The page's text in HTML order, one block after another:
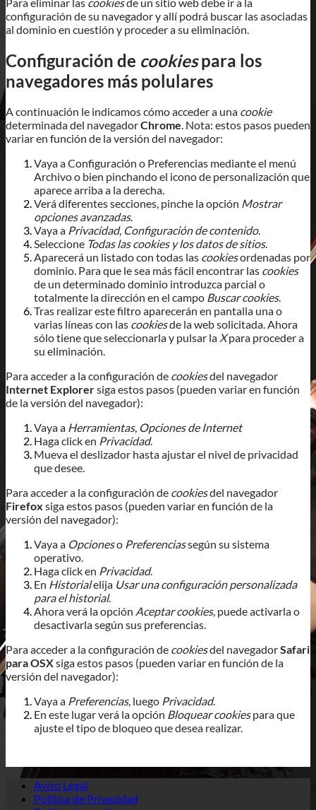
configuración de su navegador y allí podrá buscar las asociadas
al dominio en cuestión y proceder a su eliminación.
Configuración de cookiespara los
navegadores más polulares
A continuación le indicamos cómo acceder a una cookie
determinada del navegadorChrome. Nota: estos pasos pueden
variar en función de la versión del navegador:
Vaya a Configuración o Preferencias mediante el menú
Archivo o bien pinchando el icono de personalización que
aparece arriba a la derecha.
Verá diferentes secciones, pinche la opción Mostrar
opciones avanzadas.
Vaya a Privacidad, Configuración de contenido.
Seleccione Todas las cookies y los datos de sitios.
Aparecerá un listado con todas las cookiesordenadas por
dominio. Para que le sea más fácil encontrar las cookies
de un determinado dominio introduzca parcial o
totalmente la dirección en el campo Buscar cookies.
Tras realizar este filtro aparecerán en pantalla una o
varias líneas con las cookiesde la web solicitada. Ahora
sólo tiene que seleccionarla y pulsar la Xpara proceder a
su eliminación.
Para acceder a la configuración de cookiesdel navegador
Internet Explorersiga estos pasos (pueden variar en función
de la versión del navegador):
Vaya a Herramientas, Opciones de Internet
Haga click en Privacidad.
Mueva el deslizador hasta ajustar el nivel de privacidad
que desee.
Para acceder a la configuración de cookiesdel navegador
Firefox siga estos pasos (pueden variar en función de la
versión del navegador):
Vaya a Opcioneso Preferenciassegún su sistema
operativo.
Haga click en Privacidad.
En Historialelija Usar una configuración personalizada
para el historial.
Ahora verá la opción Aceptar cookies, puede activarla o
desactivarla según sus preferencias.
Para acceder a la configuración de cookiesdel navegadorSafari
para OSXsiga estos pasos (pueden variar en función de la
versión del navegador):
Vaya a Preferencias, luego Privacidad.
En este lugar verá la opción Bloquear cookiespara que
ajuste el tipo de bloqueo que desea realizar.
Aviso Legal
Política de Privacidad